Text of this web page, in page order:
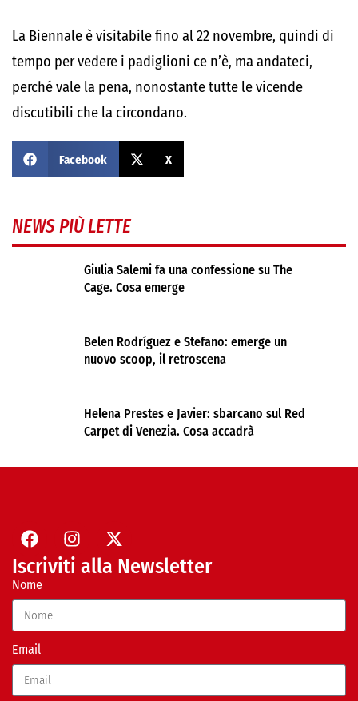
La Biennale è visitabile fino al 22 novembre, quindi di
tempo per vedere i padiglioni ce n’è, ma andateci,
perché vale la pena, nonostante tutte le vicende
discutibili che la circondano.
Facebook X
NEWS PIÙ LETTE
Giulia Salemi fa una confessione su The
Cage. Cosa emerge
Belen Rodríguez e Stefano: emerge un
nuovo scoop, il retroscena
Helena Prestes e Javier: sbarcano sul Red
Carpet di Venezia. Cosa accadrà
Iscriviti alla Newsletter
Nome
Email